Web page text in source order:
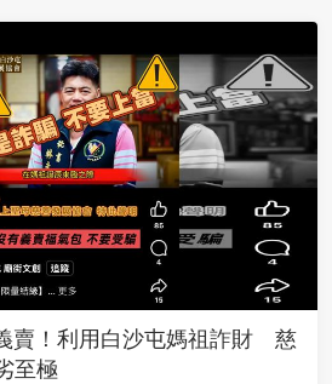
賣！利用白沙屯媽祖詐財 慈
至極